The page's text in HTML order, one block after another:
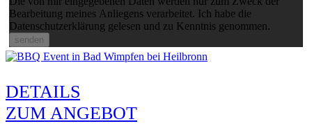
Bearbeitung meines Anliegens verarbeitet. Ich habe die
Datenschutzerklärung gelesen und zu Kenntnis genommen.
senden
DETAILS
ZUM ANGEBOT